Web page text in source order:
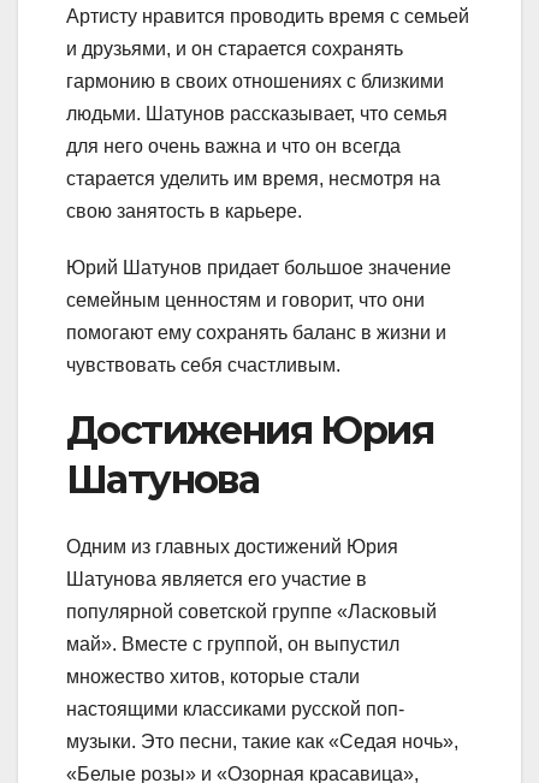
Артисту нравится проводить время с семьей
и друзьями, и он старается сохранять
гармонию в своих отношениях с близкими
людьми. Шатунов рассказывает, что семья
для него очень важна и что он всегда
старается уделить им время, несмотря на
свою занятость в карьере.
Юрий Шатунов придает большое значение
семейным ценностям и говорит, что они
помогают ему сохранять баланс в жизни и
чувствовать себя счастливым.
Достижения Юрия
Шатунова
Одним из главных достижений Юрия
Шатунова является его участие в
популярной советской группе «Ласковый
май». Вместе с группой, он выпустил
множество хитов, которые стали
настоящими классиками русской поп-
музыки. Это песни, такие как «Седая ночь»,
«Белые розы» и «Озорная красавица»,